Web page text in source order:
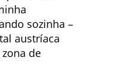
sozinha –
austríaca
de